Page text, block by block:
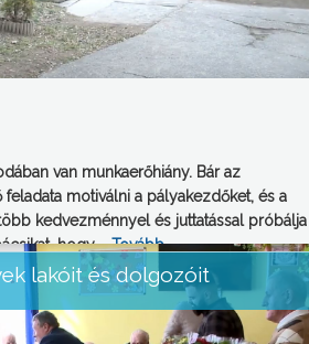
van munkaerőhiány. Bár az
motiválni a pályakezdőket, és a
kedvezménnyel és juttatással próbálja
hogy …Tovább→
lakóit és dolgozóit